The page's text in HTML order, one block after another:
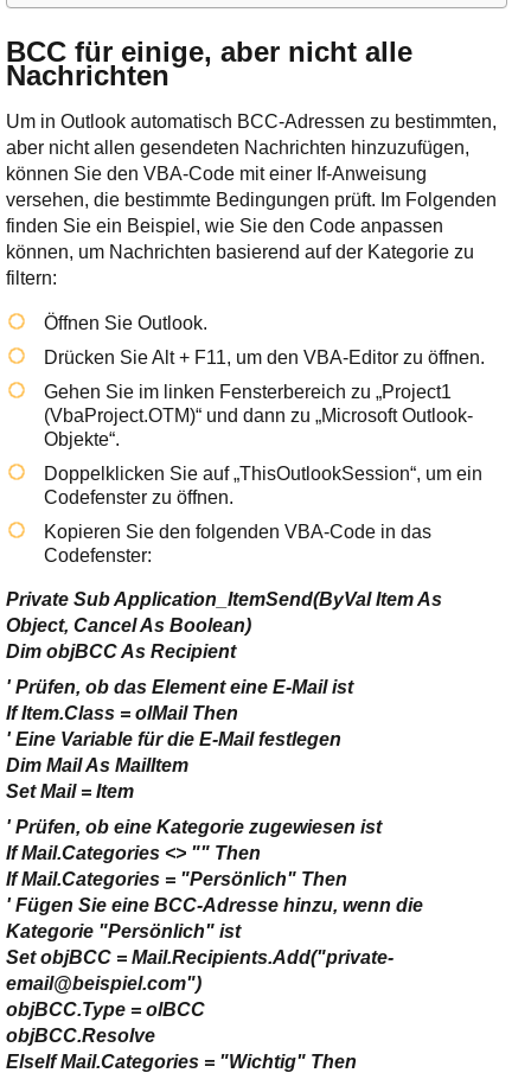
BCC für einige, aber nicht alle
Nachrichten
Um in Outlook automatisch BCC-Adressen zu bestimmten,
aber nicht allen gesendeten Nachrichten hinzuzufügen,
können Sie den VBA-Code mit einer If-Anweisung
versehen, die bestimmte Bedingungen prüft. Im Folgenden
finden Sie ein Beispiel, wie Sie den Code anpassen
können, um Nachrichten basierend auf der Kategorie zu
filtern:
Öffnen Sie Outlook.
Drücken SieAlt + F11, um den VBA-Editor zu öffnen.
Gehen Sie im linken Fensterbereich zu „Project1
(VbaProject.OTM)“ und dann zu „Microsoft Outlook-
Objekte“.
Doppelklicken Sie auf „ThisOutlookSession“, um ein
Codefenster zu öffnen.
Kopieren Sie den folgenden VBA-Code in das
Codefenster:
Private Sub Application_ItemSend(ByVal Item As
Object, Cancel As Boolean)
Dim objBCC As Recipient
' Prüfen, ob das Element eine E-Mail ist
If Item.Class = olMail Then
' Eine Variable für die E-Mail festlegen
Dim Mail As MailItem
Set Mail = Item
' Prüfen, ob eine Kategorie zugewiesen ist
If Mail.Categories <> "" Then
If Mail.Categories = "Persönlich" Then
' Fügen Sie eine BCC-Adresse hinzu, wenn die
Kategorie "Persönlich" ist
Set objBCC = Mail.Recipients.Add("private-
email@beispiel.com")
objBCC.Type = olBCC
objBCC.Resolve
ElseIf Mail.Categories = "Wichtig" Then